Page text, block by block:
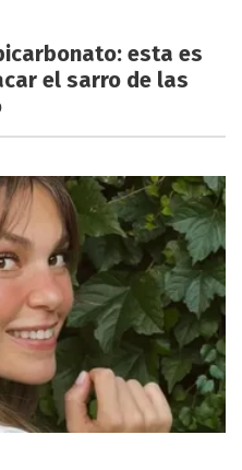
esta es
el sarro de las